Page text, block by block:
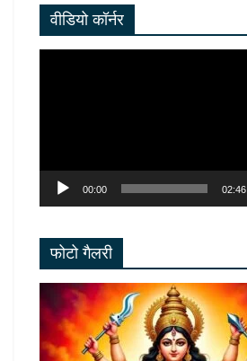
वीडियो कॉर्नर
00:00 02:46
फोटो गैलरी